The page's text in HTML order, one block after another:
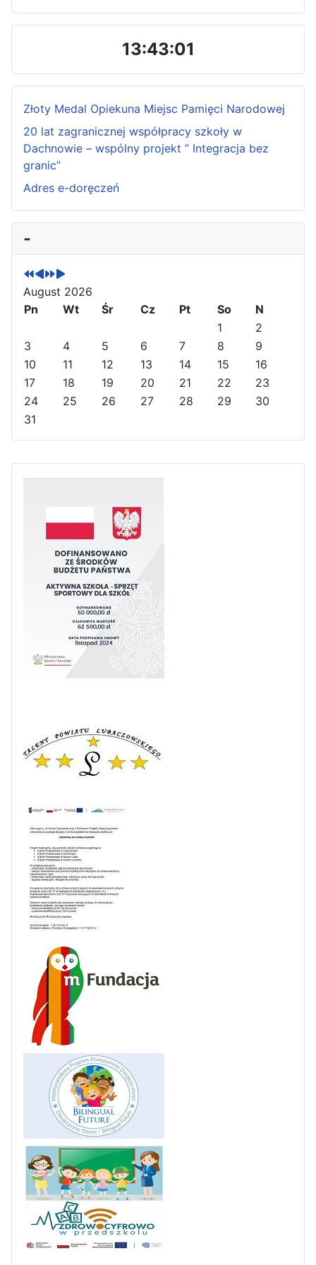
13:43:03
Złoty Medal Opiekuna Miejsc Pamięci Narodowej
20 lat zagranicznej współpracy szkoły w
Dachnowie – wspólny projekt ” Integracja bez
granic”
Adres e-doręczeń
-
P
r
e
v
i
o
s
Y
e
a
P
e
v
i
o
M
o
n
h
N
x
t
Y
N
x
t
M
August 2026
Pn
Wt Śr Cz Pt So
N
1
2
3
4 5 6 7 8
9
10
11 12 13 14 15
16
17
18 19 20 21 22
23
24
25 26 27 28 29
30
31